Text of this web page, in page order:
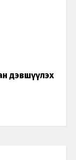
дэвшүүлэх